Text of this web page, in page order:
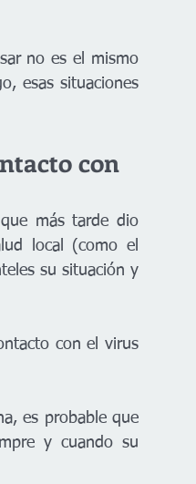
no es el mismo
esas situaciones
con
más tarde dio
su situación y
con el virus
es probable que
y cuando su